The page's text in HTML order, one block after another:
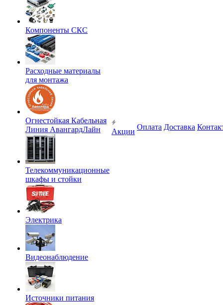
Компоненты СКС
Расходные материалы
для монтажа
Огнестойкая Кабельная
Линия АвангардЛайн
Телекоммуникационные
шкафы и стойки
Электрика
Видеонаблюдение
Источники питания
Акции
Оплата Доставка